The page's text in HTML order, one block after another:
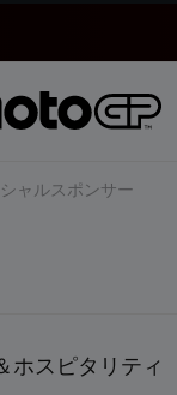
ャルスポンサー
ホスピタリティ